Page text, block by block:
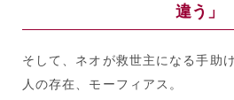
違う」
そして、ネオが救世主になる手助
人の存在、モーフィアス。